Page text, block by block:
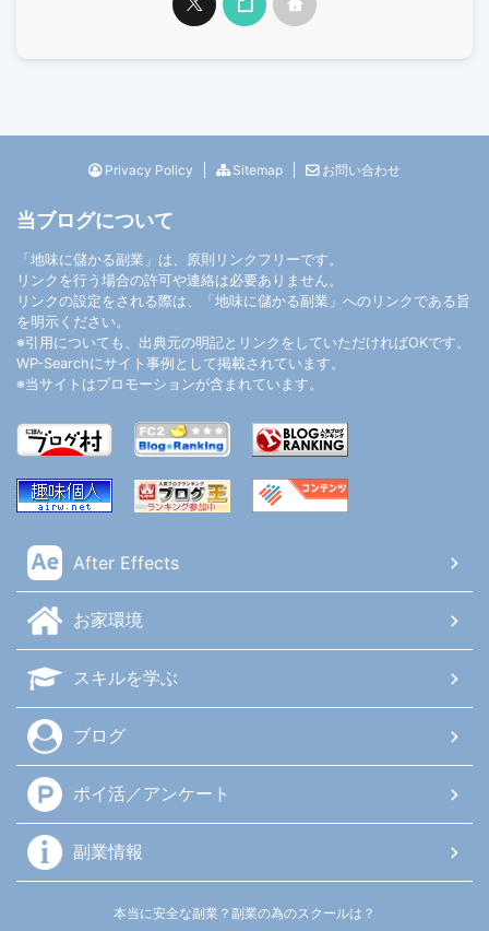
Privacy Policy Sitemap お問い合わせ
当ブログについて
「地味に儲かる副業」は、原則リンクフリーです。
リンクを行う場合の許可や連絡は必要ありません。
リンクの設定をされる際は、「地味に儲かる副業」へのリンクである旨
を明示ください。
※引用についても、出典元の明記とリンクをしていただければOKです。
WP-Searchにサイト事例として掲載されています。
※当サイトはプロモーションが含まれています。
After Effects
お家環境
スキルを学ぶ
ブログ
ポイ活／アンケート
副業情報
本当に安全な副業？副業の為のスクールは？